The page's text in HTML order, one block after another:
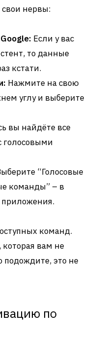
нервы:
Если у вас
то данные
кстати.
Нажмите на свою
углу и выберите
вы найдёте все
голосовыми
“Голосовые
команды” – в
приложения.
команд.
вам не
подождите, это не
по